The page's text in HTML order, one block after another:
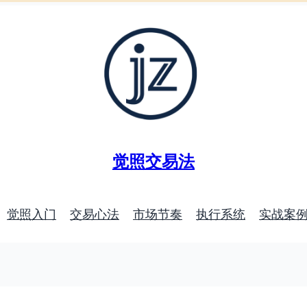
觉照交易法
觉照入门 交易心法 市场节奏 执行系统 实战案